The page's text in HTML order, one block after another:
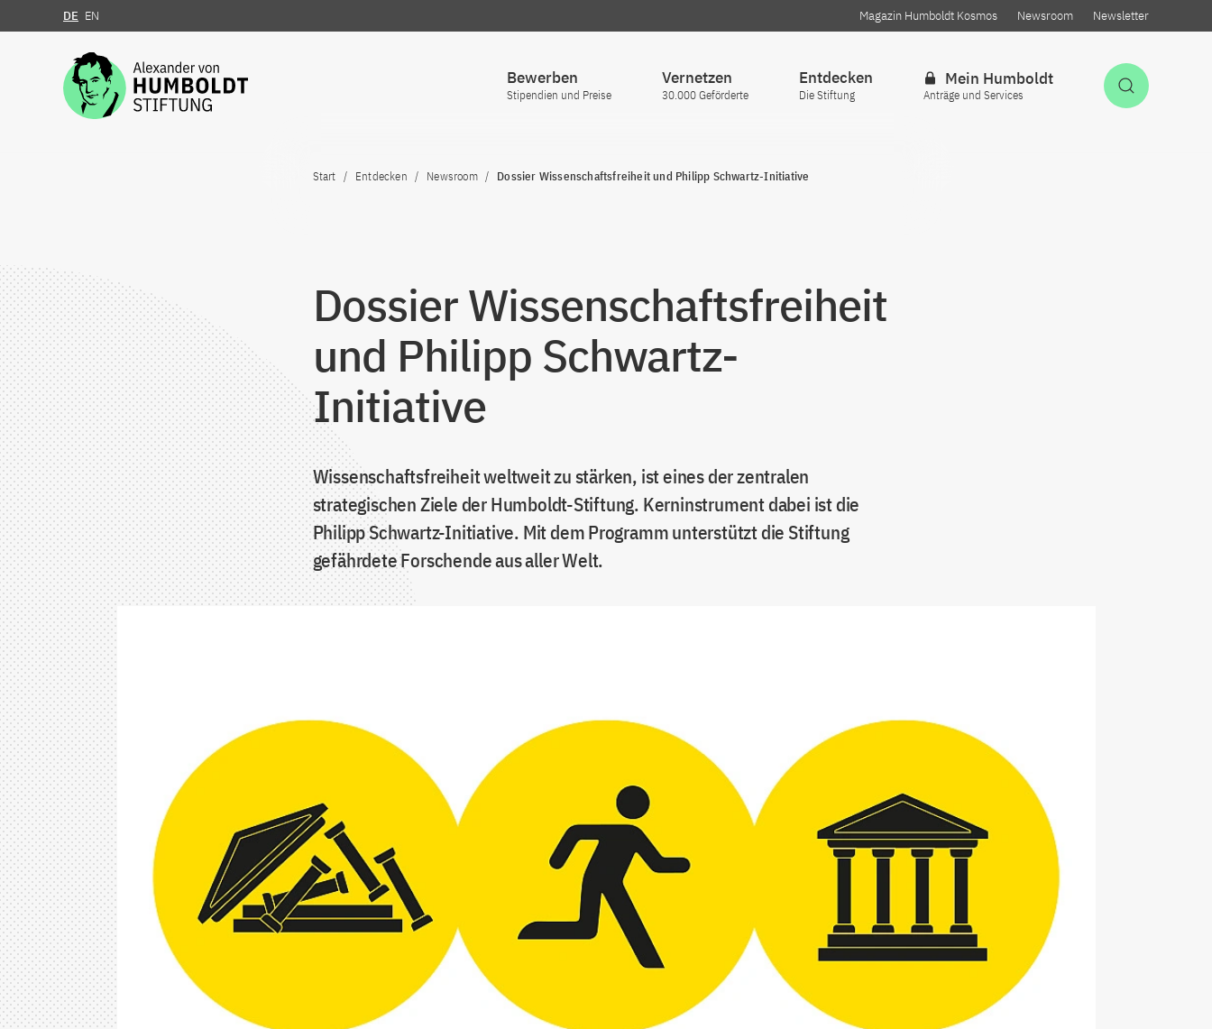
Zum Inhalt springen
DE EN Magazin Humboldt Kosmos Newsroom Newsletter
Bewerben
Stipendien und Preise
Vernetzen
30.000 Geförderte
Entdecken
Die Stiftung
Mein Humboldt
Anträge und Services
Start Entdecken Newsroom Dossier Wissenschaftsfreiheit und Philipp Schwartz-Initiative
Dossier Wissenschaftsfreiheit
und Philipp Schwartz-
Initiative
Wissenschaftsfreiheit weltweit zu stärken, ist eines der zentralen
strategischen Ziele der Humboldt-Stiftung. Kerninstrument dabei ist die
Philipp Schwartz-Initiative. Mit dem Programm unterstützt die Stiftung
gefährdete Forschende aus aller Welt.